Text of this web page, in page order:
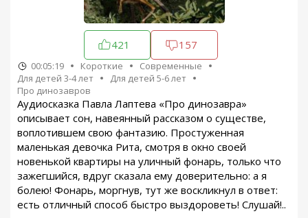
421 157
00:05:19 Короткие
Современные
Для детей 3-4 лет
Для детей 5-6 лет
Про динозавров
Аудиосказка Павла Лаптева «Про динозавра»
описывает сон, навеянный рассказом о существе,
воплотившем свою фантазию. Простуженная
маленькая девочка Рита, смотря в окно своей
новенькой квартиры на уличный фонарь, только что
зажегшийся, вдруг сказала ему доверительно: а я
болею! Фонарь, моргнув, тут же воскликнул в ответ:
есть отличный способ быстро выздороветь! Слушай!..